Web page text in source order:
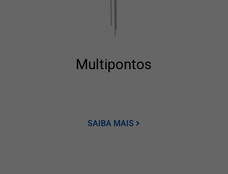
Multipontos
SAIBA MAIS